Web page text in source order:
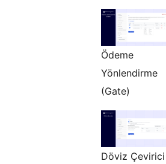
Ödeme
Yönlendirme
(Gate)
Döviz Çevirici